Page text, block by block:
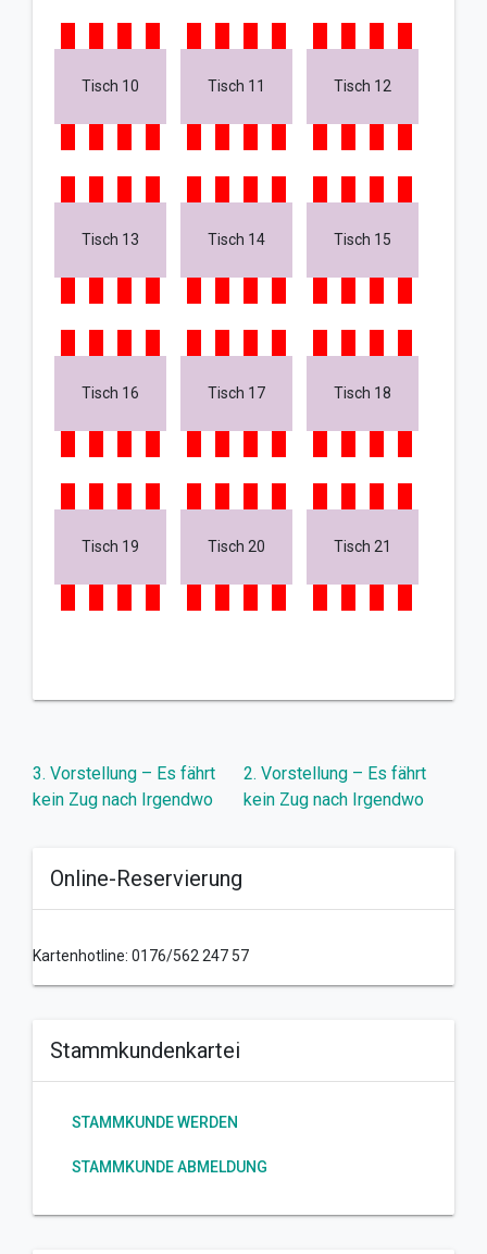
Tisch 10 Tisch 11 Tisch 12
Tisch 13 Tisch 14 Tisch 15
Tisch 16 Tisch 17 Tisch 18
Tisch 19 Tisch 20 Tisch 21
Beitragsnavigation
3. Vorstellung – Es fährt
kein Zug nach Irgendwo
2. Vorstellung – Es fährt
kein Zug nach Irgendwo
Online-Reservierung
Kartenhotline: 0176/562 247 57
Stammkundenkartei
STAMMKUNDE WERDEN
STAMMKUNDE ABMELDUNG